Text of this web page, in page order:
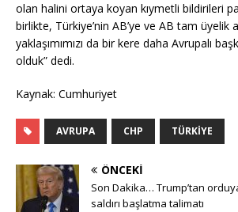
olan halini ortaya koyan kıymetli bildirileri
birlikte, Türkiye’nin AB’ye ve AB tam üyelik
yaklaşımımızı da bir kere daha Avrupalı
olduk” dedi.
Kaynak: Cumhuriyet
AVRUPA CHP TÜRKIYE
ÖNCEKI
Son Dakika… Trump’tan
saldırı başlatma talimatı